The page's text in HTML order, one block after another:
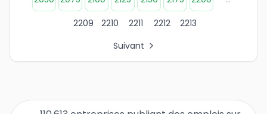
2209
2210 2211 2212
2213
Suivant
Page 3 des listes d'entreprises